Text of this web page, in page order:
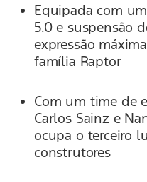
Equipada com
5.0 e suspensão
expressão
família Raptor
Com um time de
Carlos Sainz e
ocupa o terceiro
construtores